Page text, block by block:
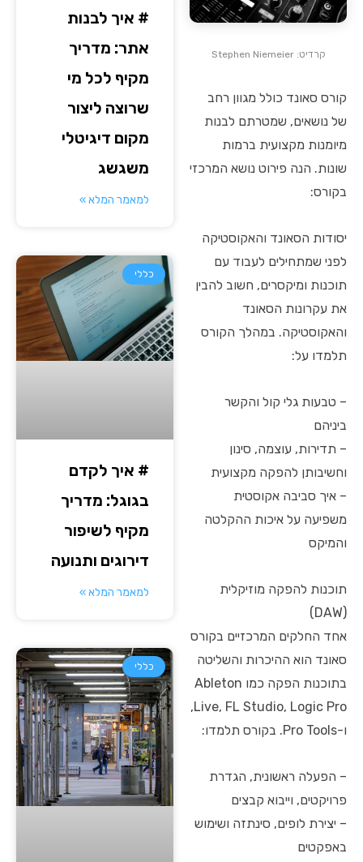
קרדיט: Stephen Niemeier
קורס סאונד כולל מגוון רחב
של נושאים, שמטרתם לבנות
מיומנות מקצועית ברמות
שונות. הנה פירוט נושא המרכזי
בקורס:
יסודות הסאונד והאקוסטיקה
לפני שמתחילים לעבוד עם
תוכנות ומיקסרים, חשוב להבין
את עקרונות הסאונד
והאקוסטיקה. במהלך הקורס
תלמדו על:
– טבעות גלי קול והקשר
ביניהם
– תדירות, עוצמה, סינון
וחשיבותן להפקה מקצועית
– איך סביבה אקוסטית
משפיעה על איכות ההקלטה
והמיקס
תוכנות להפקה מוזיקלית
(DAW)
אחד החלקים המרכזיים בקורס
סאונד הוא ההיכרות והשליטה
בתוכנות הפקה כמו Ableton
Live, FL Studio, Logic Pro,
ו-Pro Tools. בקורס תלמדו:
– הפעלה ראשונית, הגדרת
פרויקטים, וייבוא קבצים
– יצירת לופים, סינתזה ושימוש
באפקטים
# איך לבנות
אתר: מדריך
מקיף לכל מי
שרוצה ליצור
מקום דיגיטלי
משגשג
למאמר המלא »
כללי
# איך לקדם
בגוגל: מדריך
מקיף לשיפור
דירוגים ותנועה
למאמר המלא »
כללי